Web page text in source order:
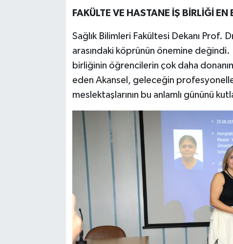
FAKÜLTE VE HASTANE İŞ BİRLİĞİ EN
Sağlık Bilimleri Fakültesi Dekanı Prof.
arasındaki köprünün önemine değindi.
birliğinin öğrencilerin çok daha
eden Akansel, geleceğin
meslektaşlarının bu anlamlı gününü